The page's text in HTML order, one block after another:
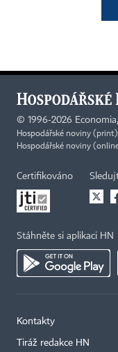
© 1996-2026
Hospodářské noviny
Hospodářské noviny
Certifikováno
Stáhněte si aplikaci HN
Kontakty
Tiráž redakce HN